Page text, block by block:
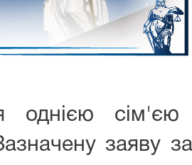
однією
заяву